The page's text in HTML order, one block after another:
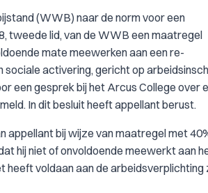
(WWB) naar de norm voor een
tweede lid, van de WWB een maatregel
mate meewerken aan een re-
activering, gericht op
een gesprek bij het Arcus College over
In dit besluit heeft appellant berust.
appellant bij wijze van maatregel met
hij niet of onvoldoende meewerkt aan
voldaan aan de arbeidsverplichting